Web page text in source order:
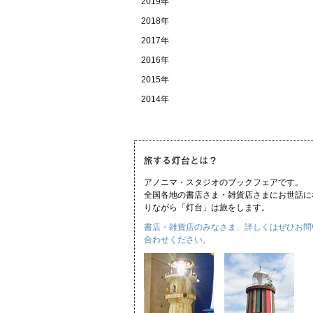
2018年
2017年
2016年
2015年
2014年
アノニマ・スタジオのブックフェアです。
全国各地の書店さま・雑貨店さまにお世話
りながら「灯台」は旅をします。
書店・雑貨店のみなさま、詳しくはぜひお
合わせください。